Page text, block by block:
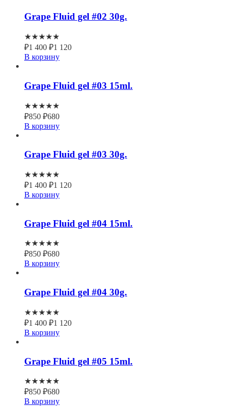
Grape Fluid gel #02 30g.
★★★★★
₽1 400 ₽1 120
В корзину
Grape Fluid gel #03 15ml.
★★★★★
₽850 ₽680
В корзину
Grape Fluid gel #03 30g.
★★★★★
₽1 400 ₽1 120
В корзину
Grape Fluid gel #04 15ml.
★★★★★
₽850 ₽680
В корзину
Grape Fluid gel #04 30g.
★★★★★
₽1 400 ₽1 120
В корзину
Grape Fluid gel #05 15ml.
★★★★★
₽850 ₽680
В корзину